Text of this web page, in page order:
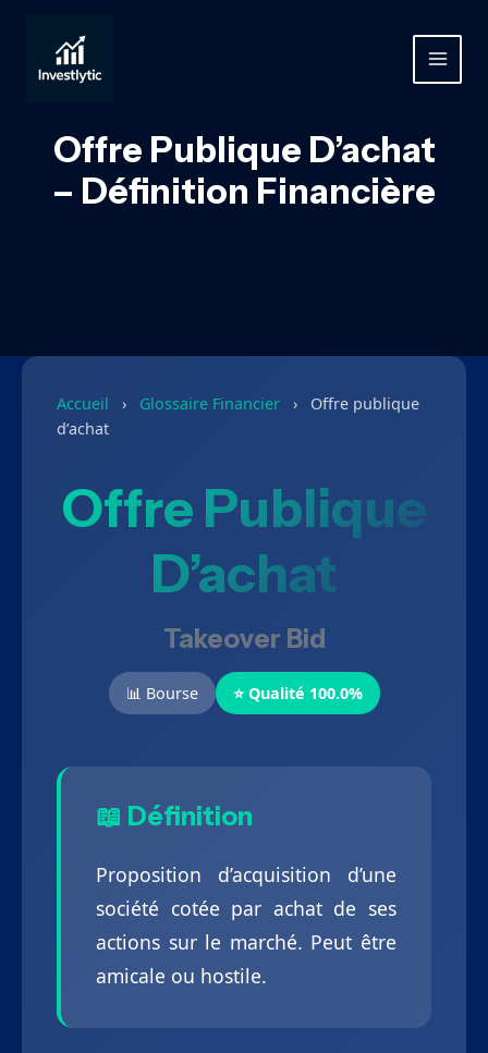
contenu
MAIN
Offre Publique D’achat
– Définition Financière
Accueil › Glossaire Financier ›
Offre publique
d’achat
Offre Publique
D’achat
Takeover Bid
📊 Bourse ⭐ Qualité 100.0%
📖 Définition
Proposition d’acquisition d’une
société cotée par achat de ses
actions sur le marché. Peut être
amicale ou hostile.